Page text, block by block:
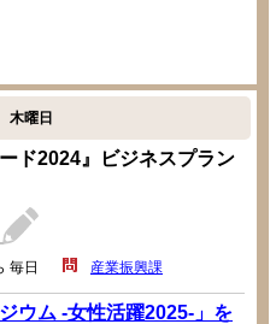
木曜日
ド2024』ビジネスプラン
毎日 産業振興課
ウム -女性活躍2025-」を